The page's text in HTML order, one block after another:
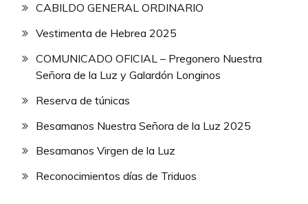
CABILDO GENERAL ORDINARIO
Vestimenta de Hebrea 2025
COMUNICADO OFICIAL – Pregonero Nuestra
Señora de la Luz y Galardón Longinos
Reserva de túnicas
Besamanos Nuestra Señora de la Luz 2025
Besamanos Virgen de la Luz
Reconocimientos días de Triduos